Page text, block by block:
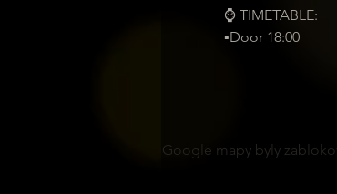
⌚ TIMETABLE:
▪️Door 18:00
Google mapy byly